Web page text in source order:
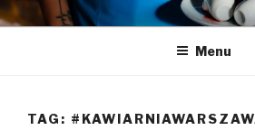
Przeskocz
do
LA LUCY
Zapraszamy na pyszną kawę i naleśniki
Menu
TAG: